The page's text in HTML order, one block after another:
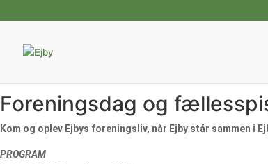
Foreningsdag og
Kom og oplev Ejbys foreningsliv, når Ejby står sammen
PROGRAM